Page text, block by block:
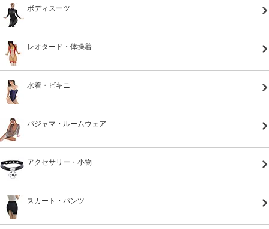
ボディスーツ
レオタード・体操着
水着・ビキニ
パジャマ・ルームウェア
アクセサリー・小物
スカート・パンツ